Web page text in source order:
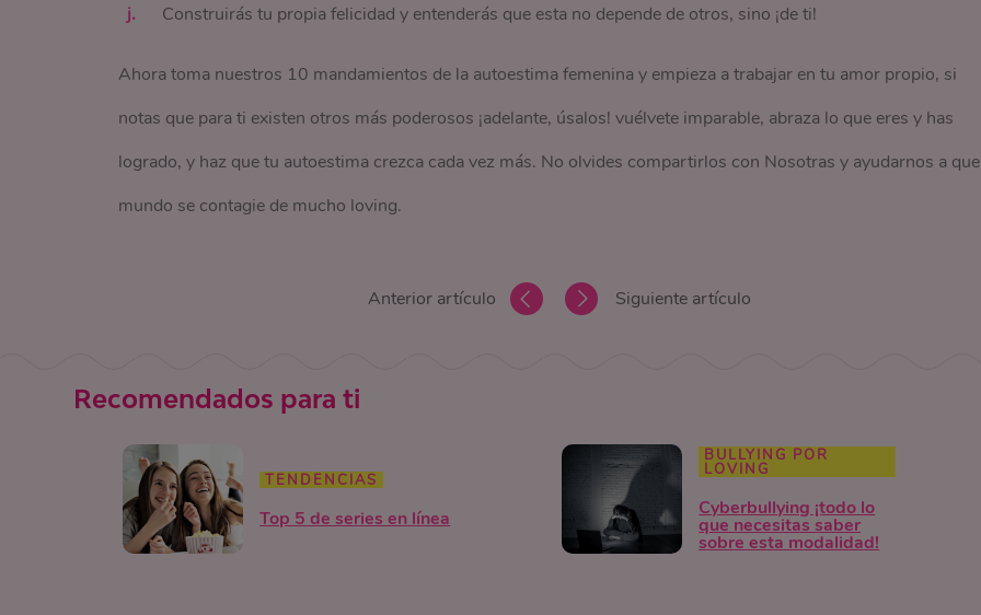
Construirás tu propia felicidad y entenderás que esta no depende de otros, sino ¡de ti!
Ahora toma nuestros 10 mandamientos de la autoestima femenina y empieza a trabajar en tu amor propio, si
notas que para ti existen otros más poderosos ¡adelante, úsalos! vuélvete imparable, abraza lo que eres y has
logrado, y haz que tu autoestima crezca cada vez más. No olvides compartirlos con Nosotras y ayudarnos a
mundo se contagie de mucho loving.
Anterior artículo Siguiente artículo
Recomendados para ti
TENDENCIAS
Top 5 de series en línea
BULLYING POR
LOVING
Cyberbullying ¡todo lo
que necesitas saber
sobre esta modalidad!